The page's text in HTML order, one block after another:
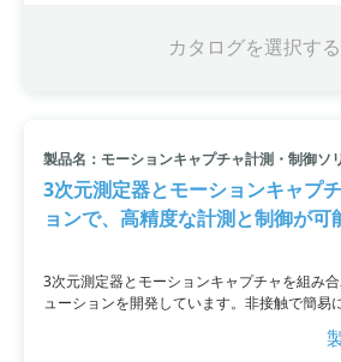
カタログを選択する
製品名：モーションキャプチャ計測・制御ソ
3次元測定器とモーションキャプ
ョンで、高精度な計測と制御が可
3次元測定器とモーションキャプチャを組み
ューションを開発しています。非接触で簡易
ング機能や、ロボットのティーチングや位置
ができるモーションキャプチャなどが特徴。